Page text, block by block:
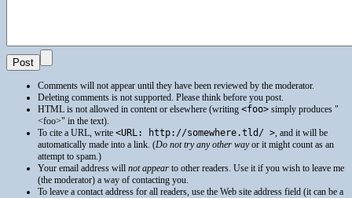
Comments will not appear until they have been reviewed by the moderator.
Deleting comments is not supported. Please think before you post.
HTML is not allowed in content or elsewhere (writing <foo> simply produces
<foo>
in the text).
To cite a URL, write <URL: http://somewhere.tld/ >, and it will be
automatically made into a link. (Do not try any other wayor it might count as an
attempt to spam.)
Your email address will not appear to other readers. Use it if you wish to leave me
(the moderator) a way of contacting you.
To leave a contact address for all readers, use the Web site address field (it can be a